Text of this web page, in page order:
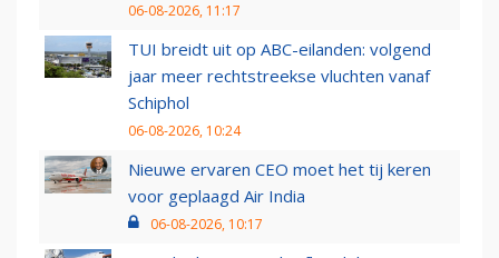
06-08-2026, 11:17
TUI breidt uit op ABC-eilanden: volgend
jaar meer rechtstreekse vluchten vanaf
Schiphol
06-08-2026, 10:24
Nieuwe ervaren CEO moet het tij keren
voor geplaagd Air India
06-08-2026, 10:17